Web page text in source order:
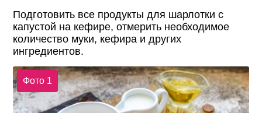
Подготовить все продукты для шарлотки с
капустой на кефире, отмерить необходимое
количество муки, кефира и других
ингредиентов.
Фото 1